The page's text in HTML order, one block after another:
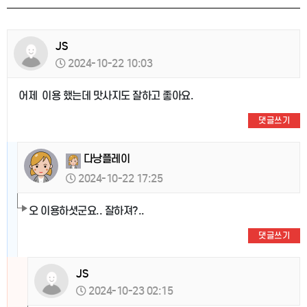
JS
2024-10-22 10:03
어제 이용 했는데 맛사지도 잘하고 좋아요.
댓글쓰기
다낭플레이
2024-10-22 17:25
오 이용하셧군요.. 잘하져?..
댓글쓰기
JS
2024-10-23 02:15